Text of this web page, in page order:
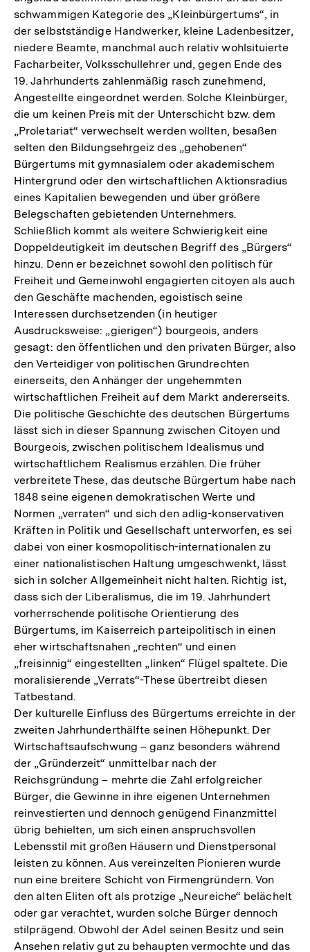
schwammigen Kategorie des „Kleinbürgertums“, in
der selbstständige Handwerker, kleine Ladenbesitzer,
niedere Beamte, manchmal auch relativ wohlsituierte
Facharbeiter, Volksschullehrer und, gegen Ende des
19. Jahrhunderts zahlenmäßig rasch zunehmend,
Angestellte eingeordnet werden. Solche Kleinbürger,
die um keinen Preis mit der Unterschicht bzw. dem
„Proletariat“ verwechselt werden wollten, besaßen
selten den Bildungsehrgeiz des „gehobenen“
Bürgertums mit gymnasialem oder akademischem
Hintergrund oder den wirtschaftlichen Aktionsradius
eines Kapitalien bewegenden und über größere
Belegschaften gebietenden Unternehmers.
Schließlich kommt als weitere Schwierigkeit eine
Doppeldeutigkeit im deutschen Begriff des „Bürgers“
hinzu. Denn er bezeichnet sowohl den politisch für
Freiheit und Gemeinwohl engagierten citoyen als auch
den Geschäfte machenden, egoistisch seine
Interessen durchsetzenden (in heutiger
Ausdrucksweise: „gierigen“) bourgeois, anders
gesagt: den öffentlichen und den privaten Bürger, also
den Verteidiger von politischen Grundrechten
einerseits, den Anhänger der ungehemmten
wirtschaftlichen Freiheit auf dem Markt andererseits.
Die politische Geschichte des deutschen Bürgertums
lässt sich in dieser Spannung zwischen Citoyen und
Bourgeois, zwischen politischem Idealismus und
wirtschaftlichem Realismus erzählen. Die früher
verbreitete These, das deutsche Bürgertum habe nach
1848 seine eigenen demokratischen Werte und
Normen „verraten“ und sich den adlig-konservativen
Kräften in Politik und Gesellschaft unterworfen, es sei
dabei von einer kosmopolitisch-internationalen zu
einer nationalistischen Haltung umgeschwenkt, lässt
sich in solcher Allgemeinheit nicht halten. Richtig ist,
dass sich der Liberalismus, die im 19. Jahrhundert
vorherrschende politische Orientierung des
Bürgertums, im Kaiserreich parteipolitisch in einen
eher wirtschaftsnahen „rechten“ und einen
„freisinnig“ eingestellten „linken“ Flügel spaltete. Die
moralisierende „Verrats“-These übertreibt diesen
Tatbestand.
Der kulturelle Einfluss des Bürgertums erreichte in der
zweiten Jahrhunderthälfte seinen Höhepunkt. Der
Wirtschaftsaufschwung – ganz besonders während
der „Gründerzeit“ unmittelbar nach der
Reichsgründung – mehrte die Zahl erfolgreicher
Bürger, die Gewinne in ihre eigenen Unternehmen
reinvestierten und dennoch genügend Finanzmittel
übrig behielten, um sich einen anspruchsvollen
Lebensstil mit großen Häusern und Dienstpersonal
leisten zu können. Aus vereinzelten Pionieren wurde
nun eine breitere Schicht von Firmengründern. Von
den alten Eliten oft als protzige „Neureiche“ belächelt
oder gar verachtet, wurden solche Bürger dennoch
stilprägend. Obwohl der Adel seinen Besitz und sein
Ansehen relativ gut zu behaupten vermochte und das
Zum